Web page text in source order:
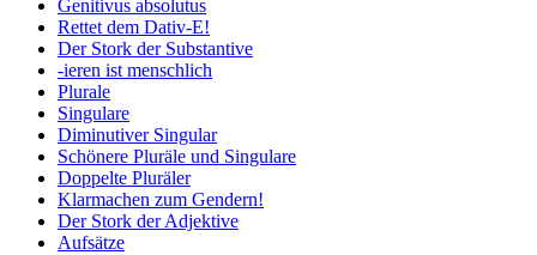
Genitivus absolutus
Rettet dem Dativ-E!
Der Stork der Substantive
-ieren ist menschlich
Plurale
Singulare
Diminutiver Singular
Schönere Pluräle und Singulare
Doppelte Pluräler
Klarmachen zum Gendern!
Der Stork der Adjektive
Aufsätze